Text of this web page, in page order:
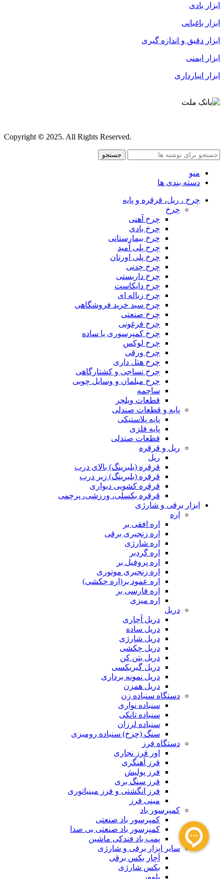
ابزار بادی
ابزار باغبانی
ابزار دقیق و اندازه گیری
ابزار ایمنی
ابزار انبارداری
Copyright© 2025. All Rights Reserved.
جستجو
منو
دسته بندی ها
چرخ ، ریل، قرقره و پایه
چرخ
چرخ آهنی
چرخ بادی
چرخ بیمارستانی
چرخ پلی آمید
چرخ پلی اورتان
چرخ چدنی
چرخ داربستی
چرخ دایکاست
چرخ زباله ای
چرخ سبد خرید فروشگاهی
چرخ صنعتی
چرخ فرغونی
چرخ کمپرسوری یا ساده
چرخ لوکس
چرخ ورقی
چرخ هتل داری
چرخ نساجی و کشتارگاهی
چرخ مبلمان و وسایل چوبی
ساچمه
قطعات ویلچر
پایه و قطعات صندلی
پایه پلاستیکی
پایه فلزی
قطعات صندلی
ریل و قرقره
ریل
قرقره (بلبرینگ) بالای درب
قرقره (بلبرینگ) زیر درب
قرقره کشویی دیواری
قرقره بکسلی، ورزشی، پرچمی
ابزار برقی و شارژی
اره
اره افقی بر
اره زنجیری برقی
اره شارژی
اره گردبر
اره پروفیل بر
اره زنجیری موتوری
اره عمود بر(اره چکشی)
اره فارسی بر
اره میزی
دریل
دریل آچاری
دریل ساده
دریل شارژی
دریل چکشی
دریل بتن کن
دریل گیربکسی
دریل نمونه برداری
دریل همزن
دستگاه سنباده زن
سنباده نواری
سنباده تانکی
سنباده لرزان
سنگ (چرخ) سنباده رومیزی
دستگاه فرز
اور فرز نجاری
فرز آهنگری
فرز پولیش
فرز سنگ بری
فرز انگشتی و فرز مینیاتوری
مینی فرز
کمپرسور باد
کمپرسور باد صنعتی
کمپرسور باد صنعتی بی صدا
پمپ باد فندکی ماشین
سایر ابزار برقی و شارژی
آچار بکس برقی
بکس شارژی
بلوور